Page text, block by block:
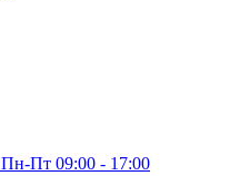
Пн-Пт 09:00 - 17:00